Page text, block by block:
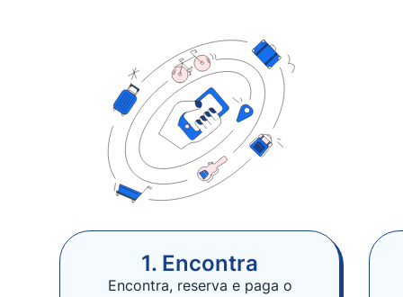
1. Encontra
Encontra, reserva e paga o